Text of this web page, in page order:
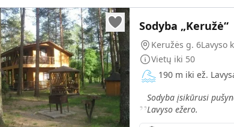
Sodyba „Keružė“
Keružės g. 6Lavyso
Vietų iki 50
190 m iki ež.
„Sodyba įsikūrusi
Lavyso ežero.